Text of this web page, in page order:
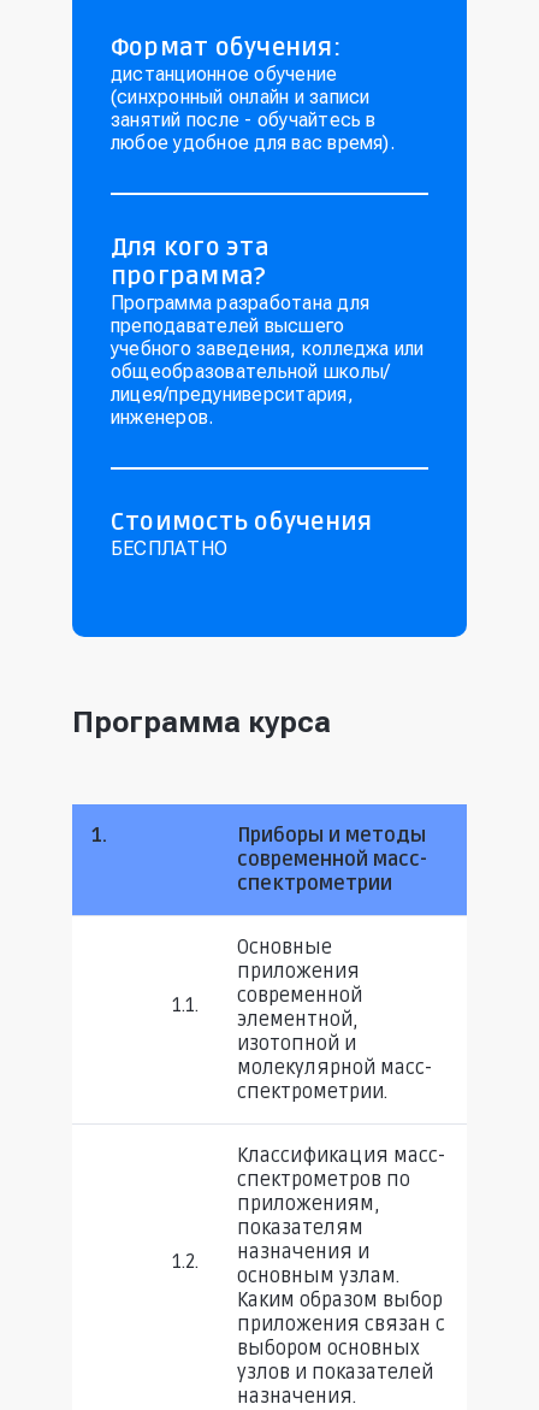
Формат обучения:
дистанционное обучение
(синхронный онлайн и записи
занятий после - обучайтесь в
любое удобное для вас время).
Для кого эта
программа?
Программа разработана для
преподавателей высшего
учебного заведения, колледжа или
общеобразовательной школы/
лицея/предуниверситария,
инженеров.
Стоимость обучения
БЕСПЛАТНО
Программа курса
1.
Приборы и методы
современной масс-
спектрометрии
1.1.
Основные
приложения
современной
элементной,
изотопной и
молекулярной масс-
спектрометрии.
1.2.
Классификация масс-
спектрометров по
приложениям,
показателям
назначения и
основным узлам.
Каким образом выбор
приложения связан с
выбором основных
узлов и показателей
назначения.